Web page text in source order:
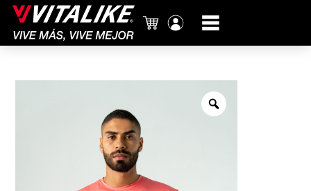
Carrito
cuenta